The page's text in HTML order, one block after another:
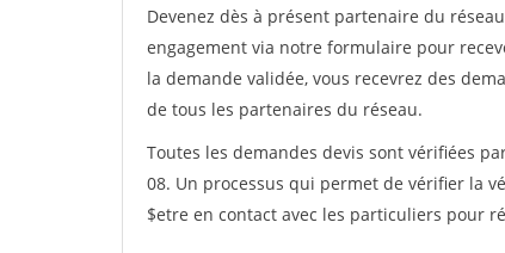
Devenez dès à présent partenaire du réseau
engagement via notre formulaire pour
la demande validée, vous recevrez des
de tous les partenaires du réseau.
Toutes les demandes devis sont vérifiées
08. Un processus qui permet de vérifier la
$etre en contact avec les particuliers pour